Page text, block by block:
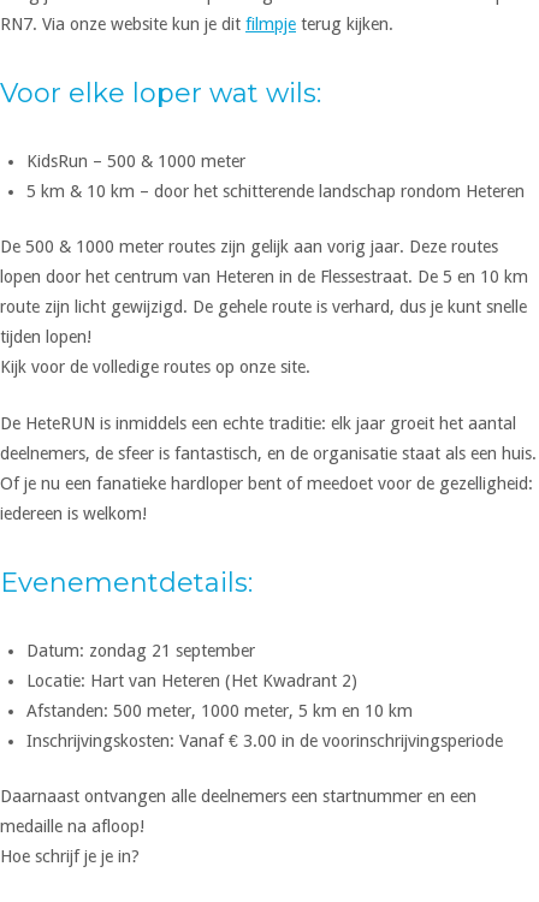
RN7. Via onze website kun je dit filmpje terug kijken.
Voor elke loper wat wils:
KidsRun – 500 & 1000 meter
5 km & 10 km – door het schitterende landschap rondom Heteren
De 500 & 1000 meter routes zijn gelijk aan vorig jaar. Deze routes
lopen door het centrum van Heteren in de Flessestraat. De 5 en 10 km
route zijn licht gewijzigd. De gehele route is verhard, dus je kunt snelle
tijden lopen!
Kijk voor de volledige routes op onze site.
De HeteRUN is inmiddels een echte traditie: elk jaar groeit het aantal
deelnemers, de sfeer is fantastisch, en de organisatie staat als een huis.
Of je nu een fanatieke hardloper bent of meedoet voor de gezelligheid:
iedereen is welkom!
Evenementdetails:
Datum: zondag 21 september
Locatie: Hart van Heteren (Het Kwadrant 2)
Afstanden: 500 meter, 1000 meter, 5 km en 10 km
Inschrijvingskosten: Vanaf € 3.00 in de voorinschrijvingsperiode
Daarnaast ontvangen alle deelnemers een startnummer en een
medaille na afloop!
Hoe schrijf je je in?